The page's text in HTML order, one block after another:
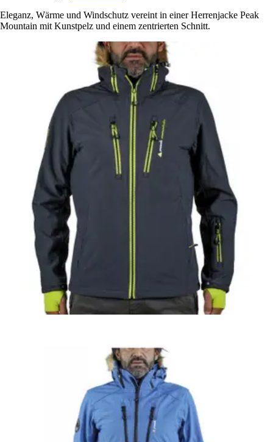
Eleganz, Wärme und Windschutz vereint in einer Herrenjacke Peak
Mountain mit Kunstpelz und einem zentrierten Schnitt.